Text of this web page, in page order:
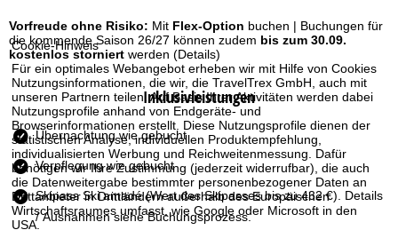
Cookie-Hinweis
Für ein optimales Webangebot erheben wir mit Hilfe von Cookies
Nutzungsinformationen, die wir, die TravelTrex GmbH, auch mit
unseren Partnern teilen. Auf Basis Ihrer Aktivitäten werden dabei
Nutzungsprofile anhand von Endgeräte- und
Browserinformationen erstellt. Diese Nutzungsprofile dienen der
statistischen Analyse, individuellen Produktempfehlung,
individualisierten Werbung und Reichweitenmessung. Dafür
benötigen wir Ihre Zustimmung (jederzeit widerrufbar), die auch
die Datenweitergabe bestimmter personenbezogener Daten an
Drittanbieter in Drittländern außerhalb des Europäischen
Wirtschaftsraumes umfasst, wie Google oder Microsoft in den
USA.
s
e
i
t
e
Vorfreude ohne Risiko: Mit Flex-Option buchen | Buchungen für
die kommende Saison 26/27 können zudem bis zum 30.09.
kostenlos storniert werden (Details)
Inklusivleistungen
Übernachtung wie gebucht
Verpflegung wie gebucht
Skipass Ski amadé(Wert des Skipasses bis zu 432 €). Details
/ Ausnahmen siehe Buchungsprozess.